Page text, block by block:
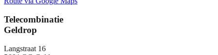
Telecombinatie
Geldrop
Langstraat 16